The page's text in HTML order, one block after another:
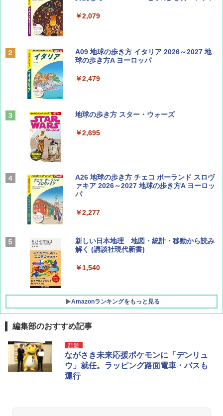
￥713
BE-PAL(ビ-パル) 2026年 9 月号【特別付録:
SOTO ミニマル"旅"財布 ランダム2種】
￥1,500
山と溪谷 2026年8月号「南アルプス大全」
￥1,540
Coyote No.89 特集 星野道夫 夢見る旅
￥1,540
AIRLINE（エアライン）2026年9月号【特
集】ボーイング110周年を祝して！
￥1,760
￥2,079
A09 地球の歩き方 イタリア 2026～2027 地
球の歩き方A ヨーロッパ
￥2,479
地球の歩き方 スター・ウォーズ
￥2,695
A26 地球の歩き方 チェコ ポーランド スロヴ
ァキア 2026～2027 地球の歩き方A ヨーロッ
パ
￥2,277
新しい日本地理 地図・統計・移動から読み
解く (講談社現代新書)
￥1,540
Amazonランキングをもっと見る
[キャンパーズコレクション 山善] ポップアッ
プテント 傘みたいに広げて畳める パッとサ
ッとサンシェード キューブ フルクローズ メ
ッシュ 簡単設置 ワンタッチテント キャンプ
&ハイキング カーキ PATC-150(KH)
DEWEL パラソル 大型 ビーチ アウトドアパ
ラソル ガーデン サイトシート付 折りたたみ
防水 UVカット 4段階高さ調整 軽量 収納袋付
き
編集部のおすすめ記事
話題
ながさき未来応援ポケモンに「デンリュ
ウ」就任。ラッピング路面電車・バスも
運行